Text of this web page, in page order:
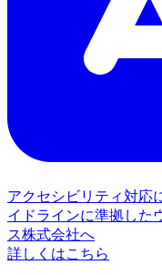
アクセシビリティ対応
イドラインに準拠した
ス株式会社へ
詳しくはこちら